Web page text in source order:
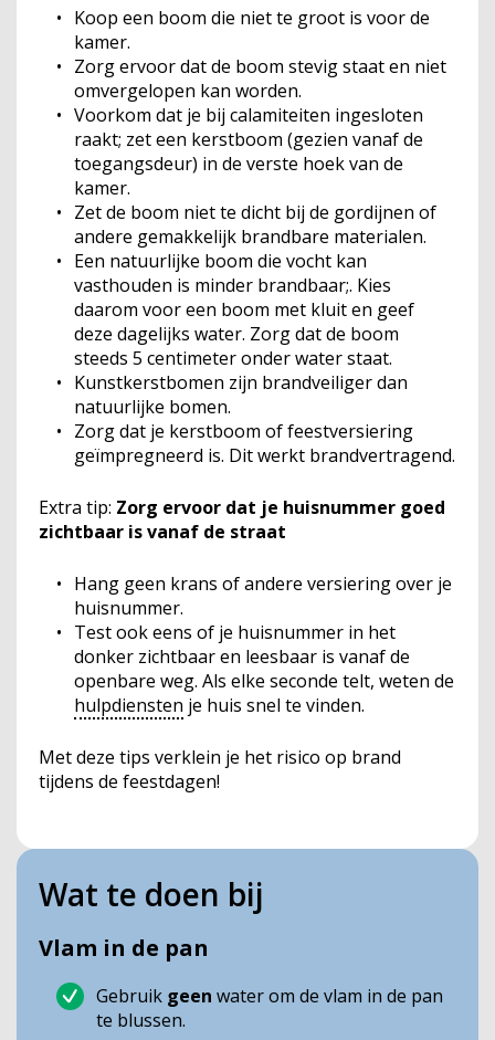
Koop een boom die niet te groot is voor de
kamer.
Zorg ervoor dat de boom stevig staat en niet
omvergelopen kan worden.
Voorkom dat je bij calamiteiten ingesloten
raakt; zet een kerstboom (gezien vanaf de
toegangsdeur) in de verste hoek van de
kamer.
Zet de boom niet te dicht bij de gordijnen of
andere gemakkelijk brandbare materialen.
Een natuurlijke boom die vocht kan
vasthouden is minder brandbaar;. Kies
daarom voor een boom met kluit en geef
deze dagelijks water. Zorg dat de boom
steeds 5 centimeter onder water staat.
Kunstkerstbomen zijn brandveiliger dan
natuurlijke bomen.
Zorg dat je kerstboom of feestversiering
geïmpregneerd is. Dit werkt brandvertragend.
Extra tip: Zorg ervoor dat je huisnummer goed
zichtbaar is vanaf de straat
Hang geen krans of andere versiering over je
huisnummer.
Test ook eens of je huisnummer in het
donker zichtbaar en leesbaar is vanaf de
openbare weg. Als elke seconde telt, weten de
hulpdiensten je huis snel te vinden.
Met deze tips verklein je het risico op brand
tijdens de feestdagen!
Wat te doen bij
Vlam in de pan
Gebruik geen water om de vlam in de pan
te blussen.